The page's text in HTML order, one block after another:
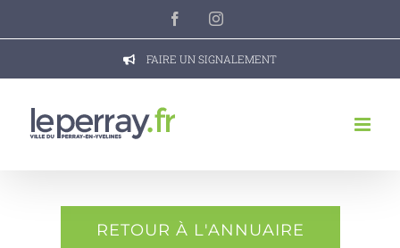
FacebookInstagram
FAIRE UN SIGNALEMENT
RETOUR À L'ANNUAIRE